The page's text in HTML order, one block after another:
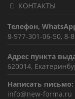
КОНТАКТЫ
Телефон,
8-977-301-06-50, 8-
Адрес пункта
620014,
Написать письмо:
info@new-forma.ru